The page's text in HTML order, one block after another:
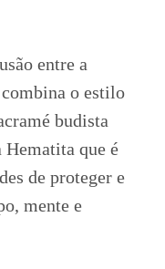
entre a
o estilo
budista
Hematita que é
de proteger e
mente e